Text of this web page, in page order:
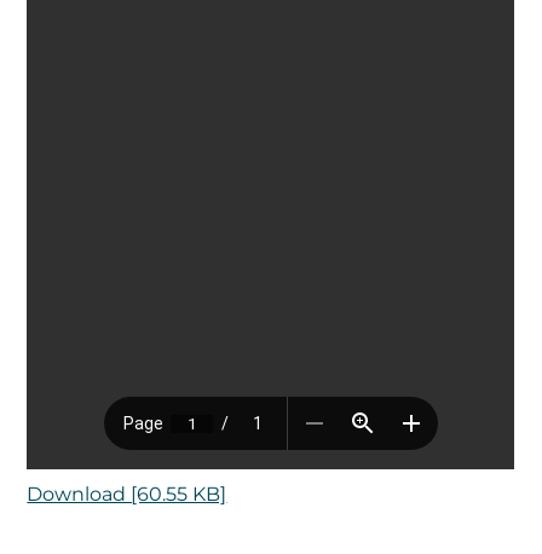
Download [60.55 KB]